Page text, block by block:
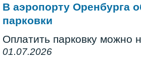
В аэропорту Оренбурга
парковки
Оплатить парковку можно
01.07.2026